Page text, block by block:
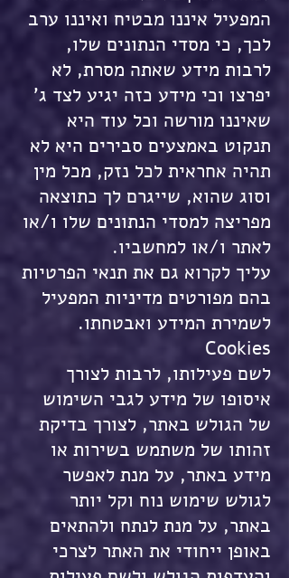
המפעיל איננו מבטיח ואיננו ערב
לכך, כי מסדי הנתונים שלו,
לרבות מידע שאתה מסרת, לא
יפרצו וכי מידע כזה יגיע לצד ג'
שאיננו מורשה וכל עוד היא
תנקוט באמצעים סבירים היא לא
תהיה אחראית לכל נזק, מכל מין
וסוג שהוא, שייגרם לך כתוצאה
מפריצה למסדי הנתונים שלו ו/או
לאתר ו/או למחשביו.
עליך לקרוא גם את תנאי הפרטיות
בהם מפורטים מדיניות המפעיל
לשמירת המידע ואבטחתו.
Cookies
לשם פעילותו, לרבות לצורך
איסופו של מידע לגבי השימוש
של הגולש באתר, לצורך בדיקת
זהותו של משתמש בשירות או
מידע באתר, על מנת לאפשר
לגולש שימוש נוח וקל יותר
באתר, על מנת לנתח ולהתאים
באופן ייחודי את האתר לצרכי